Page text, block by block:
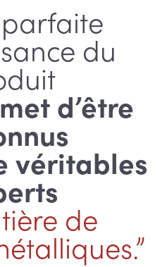
du
d’être
véritables
de